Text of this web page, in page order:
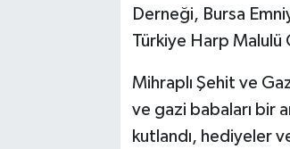
Derneği, Bursa
Türkiye Harp Malulü
Mihraplı Şehit ve
ve gazi babaları bir
kutlandı, hediyeler